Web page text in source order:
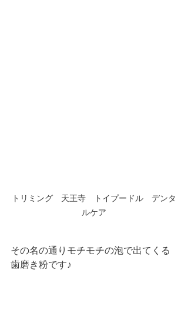
トリミング　天王寺　トイプードル　デンタ
ルケア
その名の通りモチモチの泡で出てくる
歯磨き粉です♪